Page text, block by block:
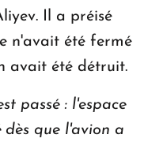
Il a préisé
n'avait été fermé
avait été détruit.
passé : l'espace
dès que l'avion a